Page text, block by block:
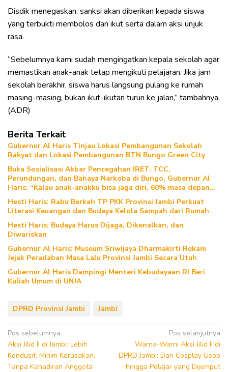
Disdik menegaskan, sanksi akan diberikan kepada siswa
yang terbukti membolos dan ikut serta dalam aksi unjuk
rasa.
“Sebelumnya kami sudah mengingatkan kepala sekolah agar
memastikan anak-anak tetap mengikuti pelajaran. Jika jam
sekolah berakhir, siswa harus langsung pulang ke rumah
masing-masing, bukan ikut-ikutan turun ke jalan,” tambahnya.
(ADR)
Berita Terkait
Gubernur Al Haris Tinjau Lokasi Pembangunan Sekolah
Rakyat dan Lokasi Pembangunan BTN Bungo Green City
Buka Sosialisasi Akbar Pencegahan IRET, TCC,
Perundungan, dan Bahaya Narkoba di Bungo, Gubernur Al
Haris: “Kalau anak-anakku bisa jaga diri, 60% masa depan
Hesti Haris: Rabu Berkah TP PKK Provinsi Jambi Perkuat
Literasi Keuangan dan Budaya Kelola Sampah dari Rumah
Hesti Haris: Budaya Harus Dijaga, Dikenalkan, dan
Diwariskan
Gubernur Al Haris: Museum Sriwijaya Dharmakirti Rekam
Jejak Peradaban Masa Lalu Provinsi Jambi Secara Utuh
Gubernur Al Haris Dampingi Menteri Kebudayaan RI Beri
Kuliah Umum di UNJA
DPRD Provinsi Jambi Jambi
Navigasi
pos
Pos sebelumnya
Aksi Jilid II di Jambi: Lebih
Kondusif, Minim Kerusakan,
Tanpa Kehadiran Anggota
Pos selanjutnya
Warna-Warni Aksi Jilid II di
DPRD Jambi: Dari Cosplay Usop
hingga Pelajar yang Dijemput